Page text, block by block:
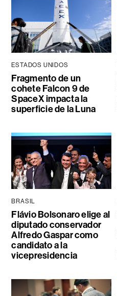
ESTADOS UNIDOS
Fragmento de un
cohete Falcon 9 de
SpaceX impacta la
superficie de la Luna
BRASIL
Flávio Bolsonaro elige al
diputado conservador
Alfredo Gaspar como
candidato a la
vicepresidencia